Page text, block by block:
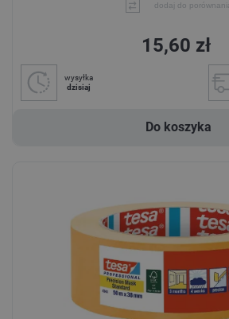
dodaj do
15,60 zł
wysyłka
dzisiaj
Do koszyka